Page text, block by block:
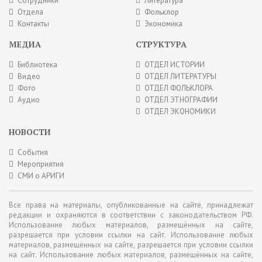
Отдела
Контакты
Фольклор
Экономика
МЕДИА
Библиотека
Видео
Фото
Аудио
СТРУКТУРА
ОТДЕЛ ИСТОРИИ
ОТДЕЛ ЛИТЕРАТУРЫ
ОТДЕЛ ФОЛЬКЛОРА
ОТДЕЛ ЭТНОГРАФИИ
ОТДЕЛ ЭКОНОМИКИ
НОВОСТИ
События
Мероприятия
СМИ о АРИГИ
Все права на материалы, опубликованные на сайте, принадлежат
редакции и охраняются в соответствии с законодательством РФ.
Использование любых материалов, размещённых на сайте,
разрешается при условии ссылки на сайт. Использование любых
материалов, размещённых на сайте, разрешается при условии ссылки
на сайт. Использование любых материалов, размещённых на сайте,